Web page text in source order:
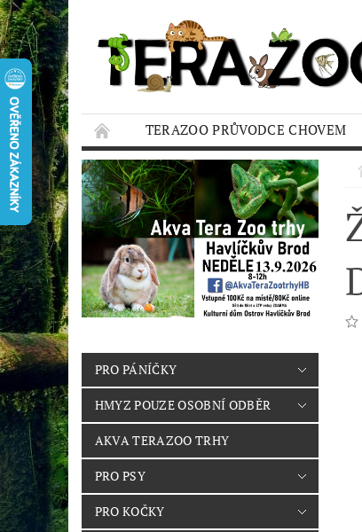
TERAZOO PRŮVODCE CHOVEM
HODNOCENÍ OBCHODU
AQUA
PRO PÁNÍČKY
HMYZ POUZE OSOBNÍ ODBĚR
AKVA TERAZOO TRHY
PRO PSY
PRO KOČKY